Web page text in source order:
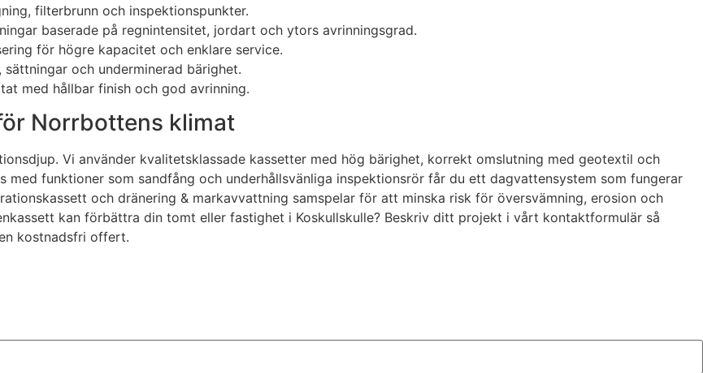
filterbrunn och inspektionspunkter.
baserade på regnintensitet, jordart och ytors avrinningsgrad.
för högre kapacitet och enklare service.
och underminerad bärighet.
med hållbar finish och god avrinning.
Norrbottens klimat
Vi använder kvalitetsklassade kassetter med hög bärighet, korrekt omslutning med geotextil och
med funktioner som sandfång och underhållsvänliga inspektionsrör får du ett dagvattensystem som fungerar
och dränering & markavvattning samspelar för att minska risk för översvämning, erosion och
kan förbättra din tomt eller fastighet i Koskullskulle? Beskriv ditt projekt i vårt kontaktformulär så
kostnadsfri offert.